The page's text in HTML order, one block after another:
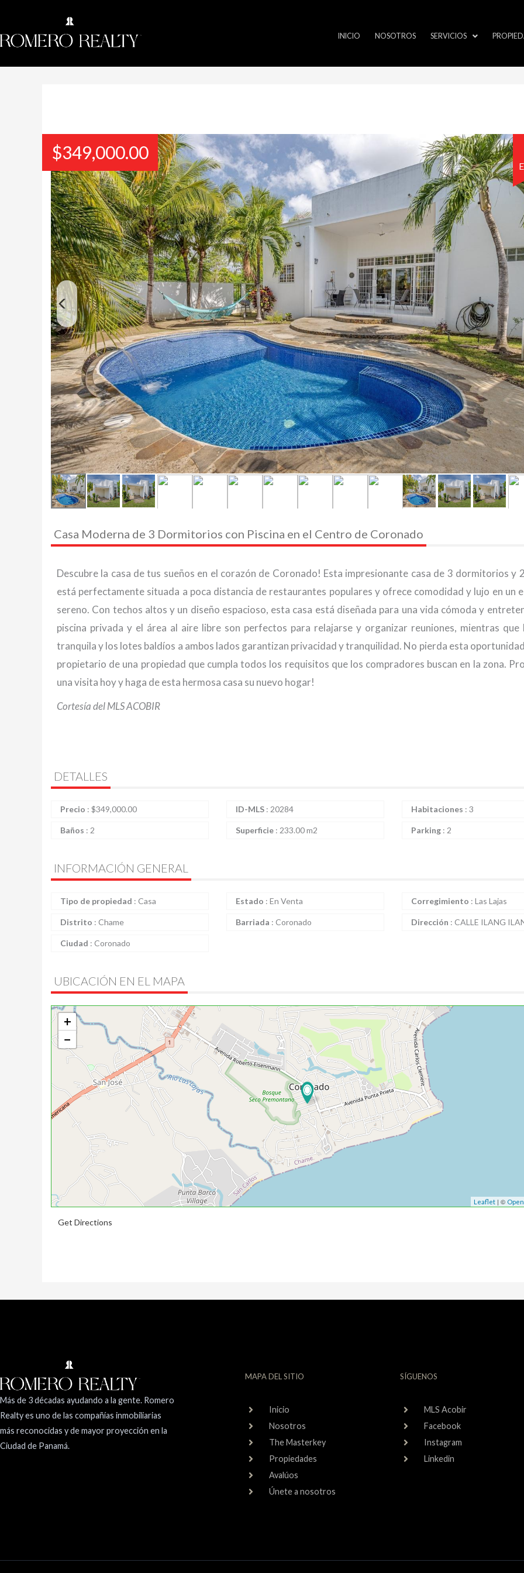
INICIO NOSOTROS SERVICIOS
$349,000.00
Casa Moderna de 3 Dormitorios con Piscina en el Centro de Coronado
Descubre la casa de tus sueños en el corazón de Coronado! Esta impresionante casa de 3 dormitorios y
está perfectamente situada a poca distancia de restaurantes populares y ofrece comodidad y lujo en un
sereno. Con techos altos y un diseño espacioso, esta casa está diseñada para una vida cómoda y
piscina privada y el área al aire libre son perfectos para relajarse y organizar reuniones, mientras que
tranquila y los lotes baldíos a ambos lados garantizan privacidad y tranquilidad. No pierda esta
propietario de una propiedad que cumpla todos los requisitos que los compradores buscan en la zona.
una visita hoy y haga de esta hermosa casa su nuevo hogar!
Cortesía del MLS ACOBIR
DETALLES
Precio : $349,000.00 ID-MLS : 20284 Habitaciones : 3
Baños : 2 Superficie : 233.00 m2 Parking : 2
INFORMACIÓN GENERAL
Tipo de propiedad : Casa Estado : En Venta Corregimiento : Las Lajas
Distrito : Chame Barriada : Coronado Dirección : CALLE ILANG
Ciudad : Coronado
UBICACIÓN EN EL MAPA
+
−
Leaflet | ©
Get Directions
Más de 3 décadas ayudando a la gente. Romero
Realty es uno de las compañías inmobiliarias
más reconocidas y de mayor proyección en la
Ciudad de Panamá.
MAPA DEL SITIO
Inicio
Nosotros
The Masterkey
Propiedades
Avalúos
Únete a nosotros
SÍGUENOS
MLS Acobir
Facebook
Instagram
Linkedin